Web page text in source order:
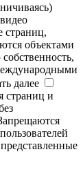
страниц,
объектами
далее
страниц и